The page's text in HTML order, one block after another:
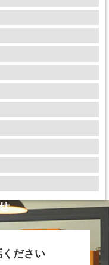
ださい